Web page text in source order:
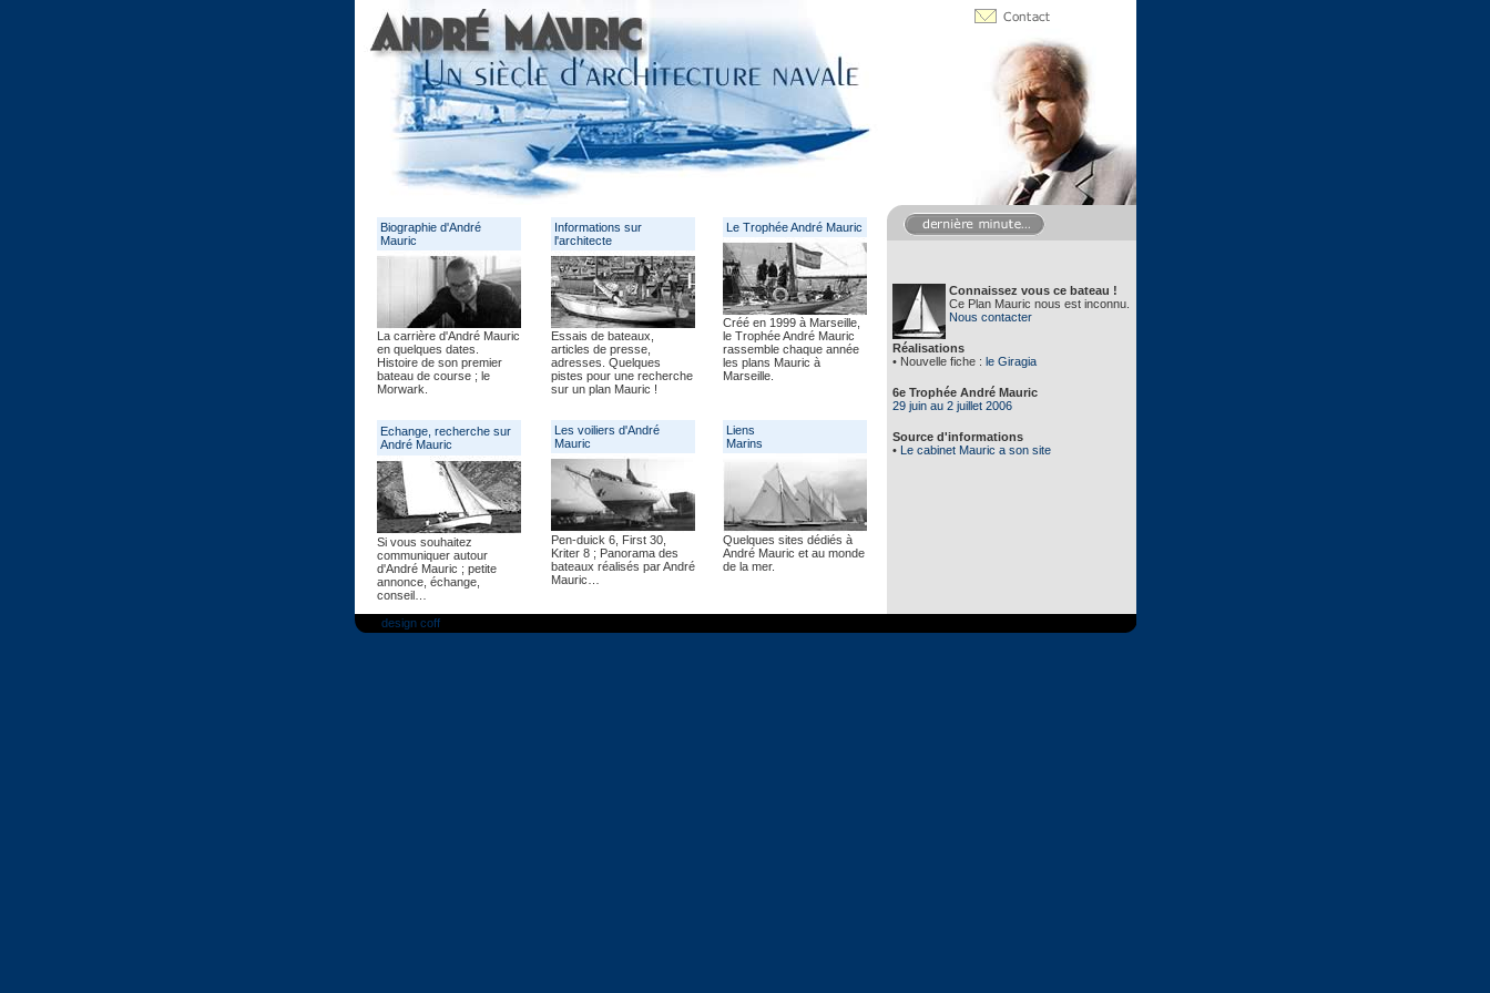
Biographie d'André
Mauric
La carrière d'André Mauric
en quelques dates.
Histoire de son premier
bateau de course ; le
Morwark.
Informations sur
l'architecte
Essais de bateaux,
articles de presse,
adresses. Quelques
pistes pour une recherche
sur un plan Mauric !
Le Trophée André Mauric
Créé en 1999 à Marseille,
le Trophée André Mauric
rassemble chaque année
les plans Mauric à
Marseille.
Connaissez vous ce bateau !
Ce Plan Mauric nous est inconnu.
Nous contacter
Réalisations
• Nouvelle fiche : le Giragia
6e Trophée André Mauric
29 juin au 2 juillet 2006
Source d'informations
• Le cabinet Mauric a son site
Echange, recherche sur
André Mauric
Si vous souhaitez
communiquer autour
d'André Mauric ; petite
annonce, échange,
conseil…
Les voiliers d'André
Mauric
Pen-duick 6, First 30,
Kriter 8 ; Panorama des
bateaux réalisés par André
Mauric…
Liens
Marins
Quelques sites dédiés à
André Mauric et au monde
de la mer.
design coff